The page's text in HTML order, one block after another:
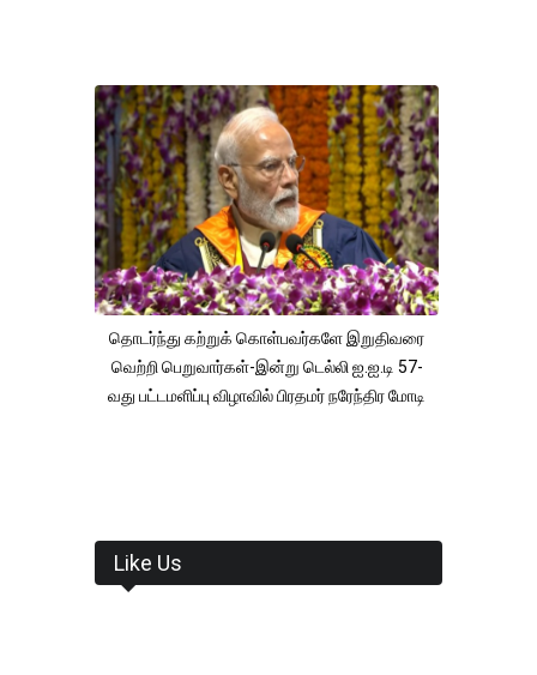
தொடர்ந்து கற்றுக் கொள்பவர்களே இறுதிவரை
வெற்றி பெறுவார்கள்-இன்று டெல்லி ஐ.ஐ.டி 57-
வது பட்டமளிப்பு விழாவில் பிரதமர் நரேந்திர மோடி
Like Us